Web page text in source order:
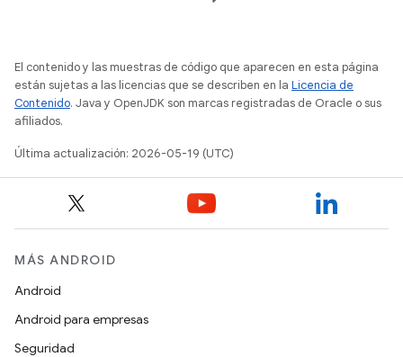
El contenido y las muestras de código que aparecen en esta página
están sujetas a las licencias que se describen en la Licencia de
Contenido. Java y OpenJDK son marcas registradas de Oracle o sus
afiliados.
Última actualización: 2026-05-19 (UTC)
MÁS ANDROID
Android
Android para empresas
Seguridad